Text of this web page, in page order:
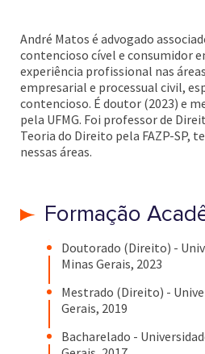
André Matos é advogado
contencioso cível e consumidor
experiência profissional nas
empresarial e processual civil,
contencioso. É doutor (2023) e
pela UFMG. Foi professor de
Teoria do Direito pela FAZP-SP,
nessas áreas.
Formação
Doutorado (Direito) -
Minas Gerais, 2023
Mestrado (Direito) -
Gerais, 2019
Bacharelado -